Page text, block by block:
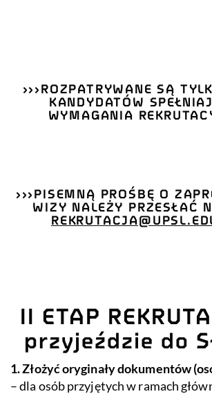
>>>ROZPATRYWANE SĄ
KANDYDATÓW
WYMAGANIA
>>>PISEMNĄ PROŚBĘ O
WIZY NALEŻY PRZESŁAĆ
II ETAP
przyjeździe do
1. Złożyć oryginały dokumentów
– dla osób przyjętych w ramach